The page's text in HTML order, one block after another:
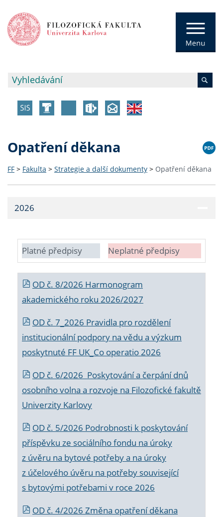
Opatření děkana
FF > Fakulta > Strategie a další dokumenty > Opatření děkana
2026
Platné předpisy Neplatné předpisy
OD č. 8/2026 Harmonogram
akademického roku 2026/2027
OD č. 7_2026 Pravidla pro rozdělení
institucionální podpory na vědu a výzkum
poskytnuté FF UK_Co operatio 2026
OD č. 6/2026 Poskytování a čerpání dnů
osobního volna a rozvoje na Filozofické fakultě
Univerzity Karlovy
OD č. 5/2026 Podrobnosti k poskytování
příspěvku ze sociálního fondu na úroky
z úvěru na bytové potřeby a na úroky
z účelového úvěru na potřeby související
s bytovými potřebami v roce 2026
OD č. 4/2026 Změna opatření děkana